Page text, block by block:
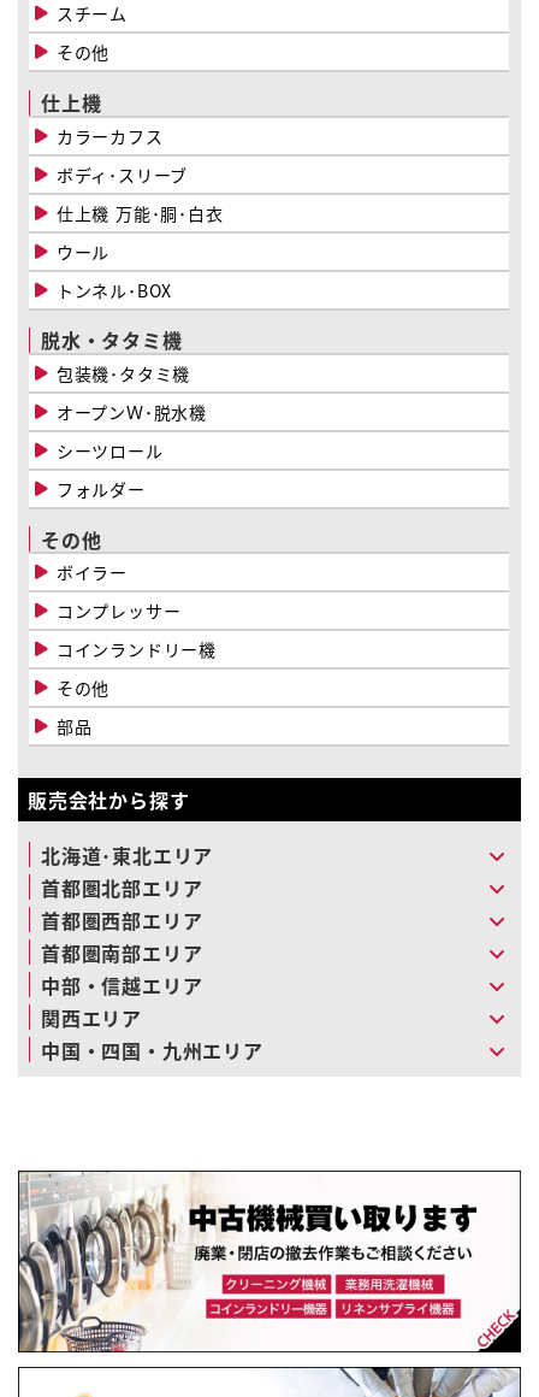
スチーム
その他
仕上機
カラーカフス
ボディ･スリーブ
仕上機 万能･胴･白衣
ウール
トンネル･BOX
脱水・タタミ機
包装機･タタミ機
オープンＷ･脱水機
シーツロール
フォルダー
その他
ボイラー
コンプレッサー
コインランドリー機
その他
部品
販売会社から探す
北海道･東北エリア
首都圏北部エリア
首都圏西部エリア
首都圏南部エリア
中部・信越エリア
関西エリア
中国・四国・九州エリア